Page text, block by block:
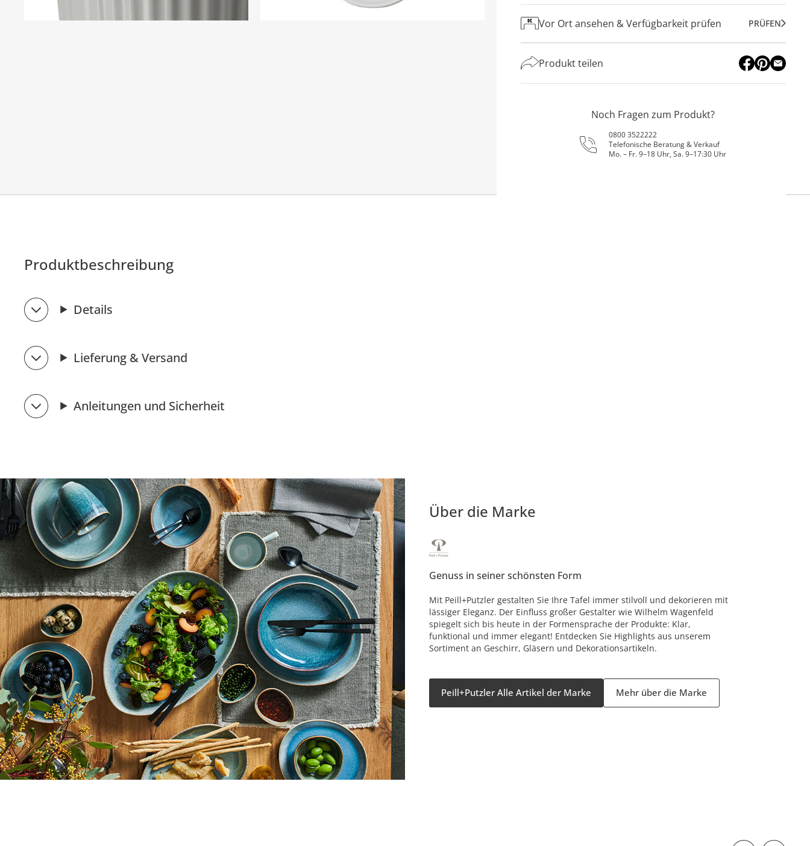
Vor Ort ansehen & Verfügbarkeit prüfen PRÜFEN
Produkt teilen
Noch Fragen zum Produkt?
0800 3522222
Telefonische Beratung & Verkauf
Mo. – Fr. 9–18 Uhr, Sa. 9–17:30 Uhr
Produktbeschreibung
Details
Lieferung & Versand
Anleitungen und Sicherheit
Über die Marke
Genuss in seiner schönsten Form
Mit Peill+Putzler gestalten Sie Ihre Tafel immer stilvoll und dekorieren mit
lässiger Eleganz. Der Einfluss großer Gestalter wie Wilhelm Wagenfeld
spiegelt sich bis heute in der Formensprache der Produkte: Klar,
funktional und immer elegant! Entdecken Sie Highlights aus unserem
Sortiment an Geschirr, Gläsern und Dekorationsartikeln.
Peill+Putzler Alle Artikel der Marke Mehr über die Marke